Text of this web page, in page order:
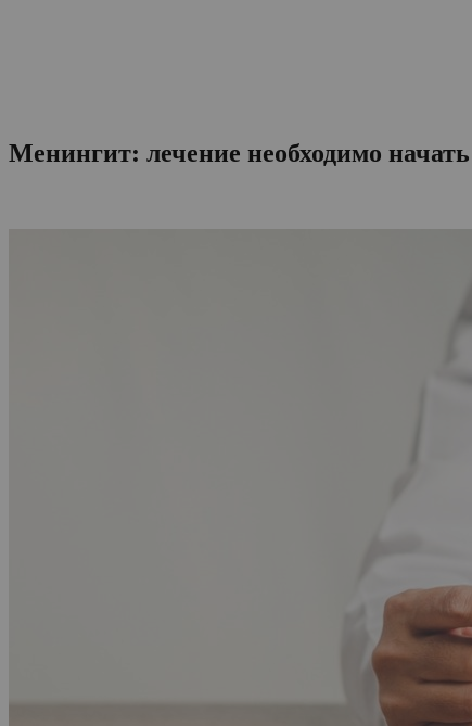
Менингит: лечение необходимо